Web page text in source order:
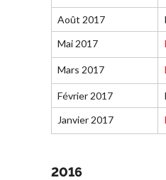
Partenaires nationaux
Août 2017
Mai 2017
Mars 2017
Février 2017
Janvier 2017
2016